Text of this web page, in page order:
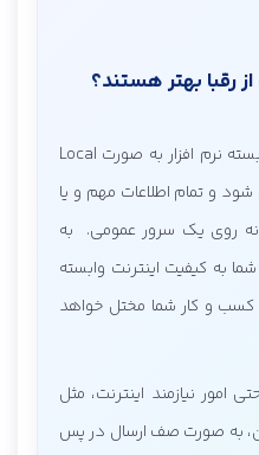
رقبا بهتر هستند؟
چون با خرید نرم افزار از ما، کل بسته نرم افزار به صورت Local
و تمام اطلاعات مهم و یا
روی یک سرور عمومی. به
به کیفیت اینترنت وابسته
کسب و کار شما مختل خواهد
امور نیازمند اینترنت، مثل
به صورت صف ارسال در پس